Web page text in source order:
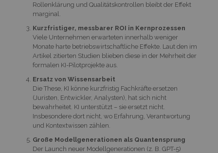
Rollenklärung und Qualitätskontrollen bleibt der Effekt
marginal.
Kurzfristiger, messbarer ROI in Kernprozessen
Viele Unternehmen erwarteten innerhalb weniger
Monate harte betriebswirtschaftliche Effekte. Laut den im
Artikel zitierten Studien blieben diese in der Mehrheit der
formalen KI-Pilotprojekte aus.
Ersatz von Wissensarbeit
Die These, KI könne kurzfristig Fachkräfte ersetzen
(Juristen, Entwickler, Analysten), hat sich nicht
bewahrheitet. KI unterstützt – sie ersetzt nicht.
Insbesondere dort nicht, wo Erfahrung, Verantwortung
und Kontextwissen zählen.
Große Modellgenerationen als Quantensprung
Der Launch neuer Modellgenerationen (z. B. GPT-5)